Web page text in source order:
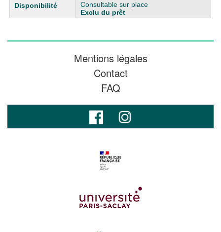
Consultable sur place
Exclu du prêt
Mentions légales
Contact
FAQ